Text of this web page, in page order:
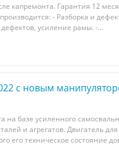
капремонта. Гарантия 12
- Разборка и
усиление рамы. -...
с новым
на базе усиленного
и агрегатов. Двигатель для
его техническое состояние